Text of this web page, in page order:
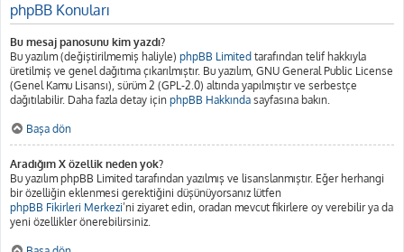
phpBB Konuları
Bu mesaj panosunu kim yazdı?
Bu yazılım (değiştirilmemiş haliyle) phpBB Limited tarafından telif hakkıyla
üretilmiş ve genel dağıtıma çıkarılmıştır. Bu yazılım, GNU General Public License
(Genel Kamu Lisansı), sürüm 2 (GPL-2.0) altında yapılmıştır ve serbestçe
dağıtılabilir. Daha fazla detay için phpBB Hakkında sayfasına bakın.
Başa dön
Aradığım X özellik neden yok?
Bu yazılım phpBB Limited tarafından yazılmış ve lisanslanmıştır. Eğer herhangi
bir özelliğin eklenmesi gerektiğini düşünüyorsanız lütfen
phpBB Fikirleri Merkezi’ni ziyaret edin, oradan mevcut fikirlere oy verebilir ya da
yeni özellikler önerebilirsiniz.